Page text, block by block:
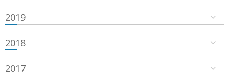
2019
2018
2017